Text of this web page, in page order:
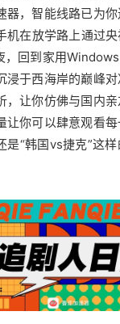
器，智能线路已为
机在放学路上通过
，回到家用Windows
浸于西海岸的巅峰
，让你仿佛与国内
让你可以肆意观看每
是“韩国vs捷克”这